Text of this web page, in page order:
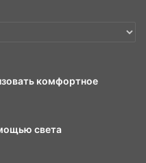
комфортное
света